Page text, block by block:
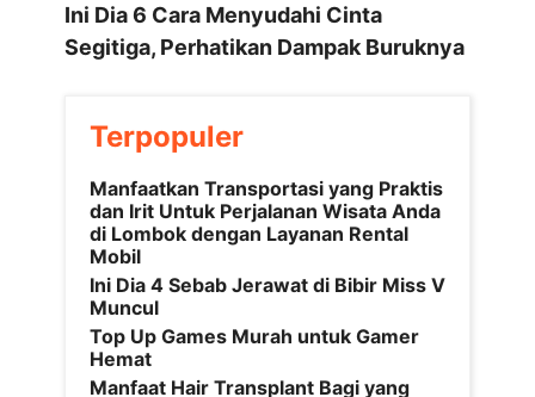
Ini Dia 6 Cara Menyudahi Cinta
Segitiga, Perhatikan Dampak Buruknya
Terpopuler
Manfaatkan Transportasi yang Praktis
dan Irit Untuk Perjalanan Wisata Anda
di Lombok dengan Layanan Rental
Mobil
Ini Dia 4 Sebab Jerawat di Bibir Miss V
Muncul
Top Up Games Murah untuk Gamer
Hemat
Manfaat Hair Transplant Bagi yang